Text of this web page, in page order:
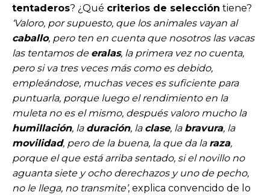
tentaderos? ¿Qué criterios de selección tiene?
‘Valoro, por supuesto, que los animales vayan al
caballo, pero ten en cuenta que nosotros las vacas
las tentamos de eralas, la primera vez no cuenta,
pero si va tres veces más como es debido,
empleándose, muchas veces es suficiente para
puntuarla, porque luego el rendimiento en la
muleta no es el mismo, después valoro mucho la
humillación, la duración, la clase, la bravura, la
movilidad, pero de la buena, la que da la raza,
porque el que está arriba sentado, si el novillo no
aguanta siete y ocho derechazos y uno de pecho,
no le llega, no transmite’, explica convencido de lo